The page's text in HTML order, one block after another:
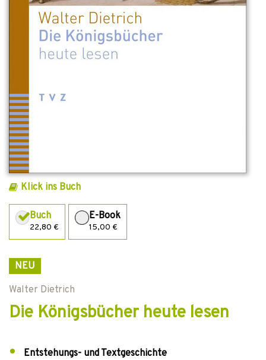
Klick ins Buch
Buch
22,80 €
E-Book
15,00 €
NEU
Walter Dietrich
Die Königsbücher heute lesen
Entstehungs- und Textgeschichte